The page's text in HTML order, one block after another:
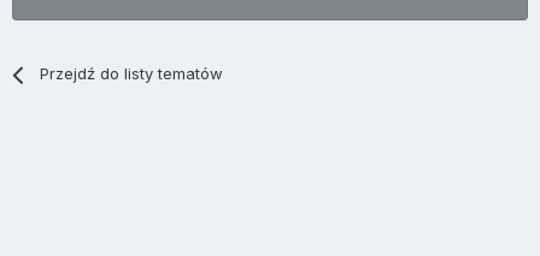
Przejdź do listy tematów